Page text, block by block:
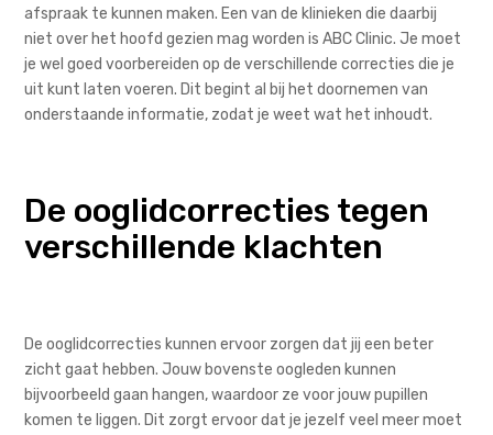
afspraak te kunnen maken. Een van de klinieken die daarbij
niet over het hoofd gezien mag worden is ABC Clinic. Je moet
je wel goed voorbereiden op de verschillende correcties die je
uit kunt laten voeren. Dit begint al bij het doornemen van
onderstaande informatie, zodat je weet wat het inhoudt.
De ooglidcorrecties tegen
verschillende klachten
De ooglidcorrecties kunnen ervoor zorgen dat jij een beter
zicht gaat hebben. Jouw bovenste oogleden kunnen
bijvoorbeeld gaan hangen, waardoor ze voor jouw pupillen
komen te liggen. Dit zorgt ervoor dat je jezelf veel meer moet